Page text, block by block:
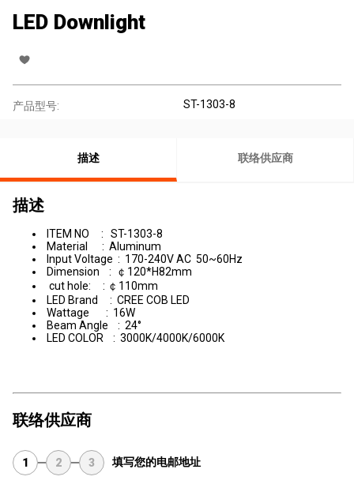
LED Downlight
产品型号: ST-1303-8
描述 联络供应商
描述
ITEM NO : ST-1303-8
Material : Aluminum
Input Voltage : 170-240V AC 50~60Hz
Dimension : ￠120*H82mm
cut hole: : ￠110mm
LED Brand : CREE COB LED
Wattage : 16W
Beam Angle : 24°
LED COLOR : 3000K/4000K/6000K
联络供应商
1 2 3 填写您的电邮地址